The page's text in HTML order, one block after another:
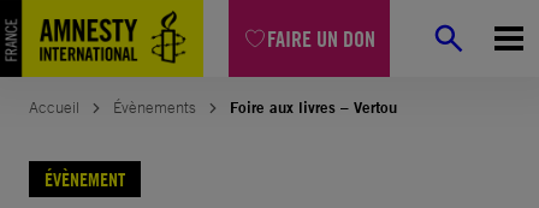
FAIRE UN DON
Accueil Évènements Foire aux livres – Vertou
ÉVÈNEMENT